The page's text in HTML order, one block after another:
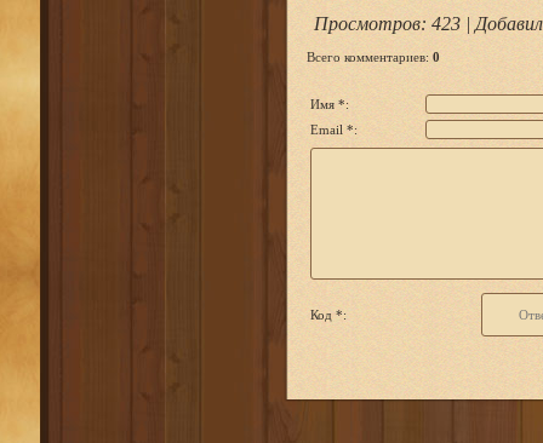
Просмотров: 423 | Добавил
Всего комментариев: 0
Имя *:
Email *:
Код *: